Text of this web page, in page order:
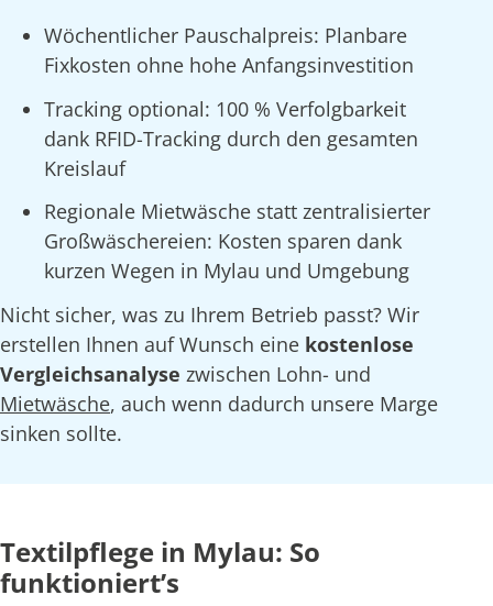
Wöchentlicher Pauschalpreis: Planbare
Fixkosten ohne hohe Anfangsinvestition
Tracking optional: 100 % Verfolgbarkeit
dank RFID-Tracking durch den gesamten
Kreislauf
Regionale Mietwäsche statt zentralisierter
Großwäschereien: Kosten sparen dank
kurzen Wegen in Mylau und Umgebung
Nicht sicher, was zu Ihrem Betrieb passt? Wir
erstellen Ihnen auf Wunsch eine kostenlose
Vergleichsanalyse zwischen Lohn- und
Mietwäsche, auch wenn dadurch unsere Marge
sinken sollte.
Textilpflege in Mylau: So
funktioniert’s